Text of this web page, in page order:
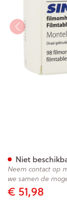
€ 51,98
Niet
Neem contact op
we samen de